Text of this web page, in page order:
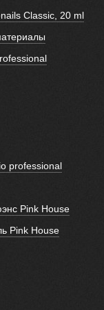
Classic, 20 ml
professional
Pink House
Pink House